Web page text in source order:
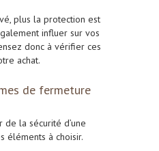
plus la protection est
influer sur vos
donc à vérifier ces
achat.
de fermeture
la sécurité d’une
éléments à choisir.